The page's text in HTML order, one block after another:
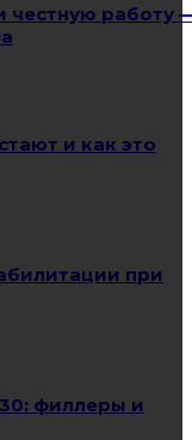
честную работу
и как это
при
филлеры и